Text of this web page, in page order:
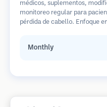
médicos, suplementos,
monitoreo regular para
pérdida de cabello. Enfoque
Monthly